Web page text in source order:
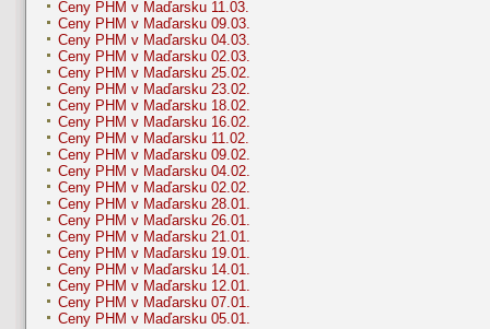
Ceny PHM v Maďarsku 11.03.
Ceny PHM v Maďarsku 09.03.
Ceny PHM v Maďarsku 04.03.
Ceny PHM v Maďarsku 02.03.
Ceny PHM v Maďarsku 25.02.
Ceny PHM v Maďarsku 23.02.
Ceny PHM v Maďarsku 18.02.
Ceny PHM v Maďarsku 16.02.
Ceny PHM v Maďarsku 11.02.
Ceny PHM v Maďarsku 09.02.
Ceny PHM v Maďarsku 04.02.
Ceny PHM v Maďarsku 02.02.
Ceny PHM v Maďarsku 28.01.
Ceny PHM v Maďarsku 26.01.
Ceny PHM v Maďarsku 21.01.
Ceny PHM v Maďarsku 19.01.
Ceny PHM v Maďarsku 14.01.
Ceny PHM v Maďarsku 12.01.
Ceny PHM v Maďarsku 07.01.
Ceny PHM v Maďarsku 05.01.